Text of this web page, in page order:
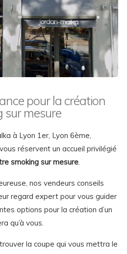
pour la création
sur mesure
à Lyon 1er, Lyon 6ème,
réservent un accueil privilégié
smoking sur mesure.
nos vendeurs conseils
regard expert pour vous guider
options pour la création d’un
qu’à vous.
la coupe qui vous mettra le